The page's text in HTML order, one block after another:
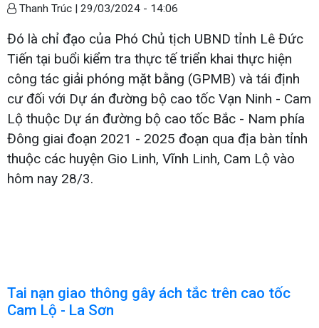
Thanh Trúc | 29/03/2024 - 14:06
Đó là chỉ đạo của Phó Chủ tịch UBND tỉnh Lê Đức
Tiến tại buổi kiểm tra thực tế triển khai thực hiện
công tác giải phóng mặt bằng (GPMB) và tái định
cư đối với Dự án đường bộ cao tốc Vạn Ninh - Cam
Lộ thuộc Dự án đường bộ cao tốc Bắc - Nam phía
Đông giai đoạn 2021 - 2025 đoạn qua địa bàn tỉnh
thuộc các huyện Gio Linh, Vĩnh Linh, Cam Lộ vào
hôm nay 28/3.
Tai nạn giao thông gây ách tắc trên cao tốc
Cam Lộ - La Sơn